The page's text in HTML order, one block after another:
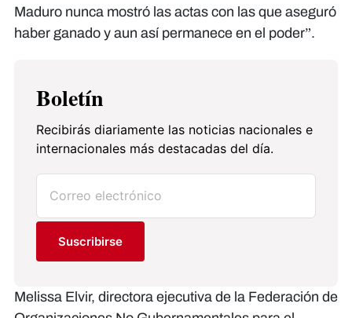
Maduro nunca mostró las actas con las que aseguró
haber ganado y aun así permanece en el poder”.
Boletín
Recibirás diariamente las noticias nacionales e
internacionales más destacadas del día.
Suscribirse
Melissa Elvir, directora ejecutiva de la Federación de